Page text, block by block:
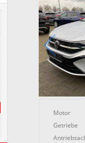
Motor
Getriebe